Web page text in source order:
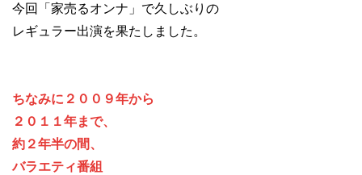
今回「家売るオンナ」で久しぶりの
レギュラー出演を果たしました。
ちなみに２００９年から
２０１１年まで、
約２年半の間、
バラエティ番組